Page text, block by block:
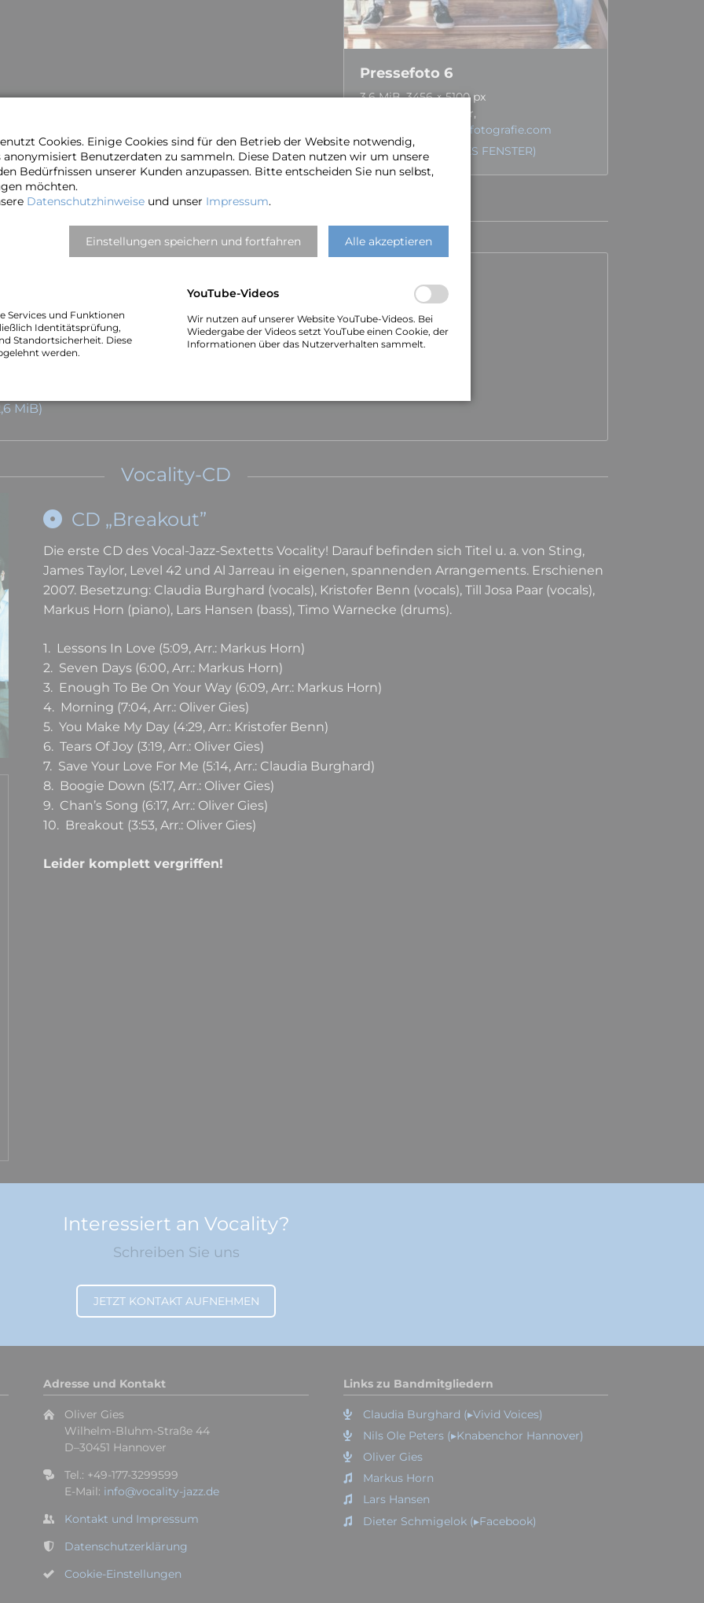
Pressefoto 6
3,6 MiB, 3456 × 5100 px
Foto: Steffi Schröder,
www.lichtmomentefotografie.com
DOWNLOAD (NEUES FENSTER)
MiB)
MiB)
Vocality-CD
CD „Breakout”
Die erste CD des Vocal-Jazz-Sextetts Vocality! Darauf befinden sich Titel u. a. von Sting,
James Taylor, Level 42 und Al Jarreau in eigenen, spannenden Arrangements. Erschienen
2007. Besetzung: Claudia Burghard (vocals), Kristofer Benn (vocals), Till Josa Paar (vocals),
Markus Horn (piano), Lars Hansen (bass), Timo Warnecke (drums).
1. Lessons In Love (5:09, Arr.: Markus Horn)
2. Seven Days (6:00, Arr.: Markus Horn)
3. Enough To Be On Your Way (6:09, Arr.: Markus Horn)
4. Morning (7:04, Arr.: Oliver Gies)
5. You Make My Day (4:29, Arr.: Kristofer Benn)
6. Tears Of Joy (3:19, Arr.: Oliver Gies)
7. Save Your Love For Me (5:14, Arr.: Claudia Burghard)
8. Boogie Down (5:17, Arr.: Oliver Gies)
9. Chan’s Song (6:17, Arr.: Oliver Gies)
10. Breakout (3:53, Arr.: Oliver Gies)
Leider komplett vergriffen!
Interessiert an Vocality?
Schreiben Sie uns
JETZT KONTAKT AUFNEHMEN
Adresse und Kontakt
Oliver Gies
Wilhelm-Bluhm-Straße 44
D–30451 Hannover
Tel.: +49-177-3299599
E-Mail: info@vocality-jazz.de
Kontakt und Impressum
Datenschutzerklärung
Cookie-Einstellungen
Links zu Bandmitgliedern
Claudia Burghard (▸Vivid Voices)
Nils Ole Peters (▸Knabenchor Hannover)
Oliver Gies
Markus Horn
Lars Hansen
Dieter Schmigelok (▸Facebook)
Cookies. Einige Cookies sind für den Betrieb der Website notwendig,
anonymisiert Benutzerdaten zu sammeln. Diese Daten nutzen wir um unsere
Bedürfnissen unserer Kunden anzupassen. Bitte entscheiden Sie nun selbst,
möchten.
Datenschutzhinweise und unser Impressum.
Einstellungen speichern und fortfahren Alle akzeptieren
Services und Funktionen
Identitätsprüfung,
Standortsicherheit. Diese
werden.
YouTube-Videos
Wir nutzen auf unserer Website YouTube-Videos. Bei
Wiedergabe der Videos setzt YouTube einen Cookie, der
Informationen über das Nutzerverhalten sammelt.